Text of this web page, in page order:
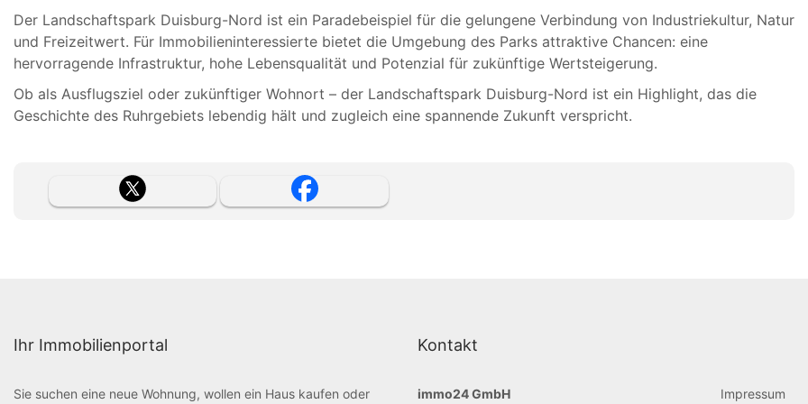
Der Landschaftspark Duisburg-Nord ist ein Paradebeispiel für die gelungene Verbindung von Industriekultur, Natur
und Freizeitwert. Für Immobilieninteressierte bietet die Umgebung des Parks attraktive Chancen: eine
hervorragende Infrastruktur, hohe Lebensqualität und Potenzial für zukünftige Wertsteigerung.
Ob als Ausflugsziel oder zukünftiger Wohnort – der Landschaftspark Duisburg-Nord ist ein Highlight, das die
Geschichte des Ruhrgebiets lebendig hält und zugleich eine spannende Zukunft verspricht.
Ihr Immobilienportal
Sie suchen eine neue Wohnung, wollen ein Haus kaufen oder
Kontakt
immo24 GmbH Impressum